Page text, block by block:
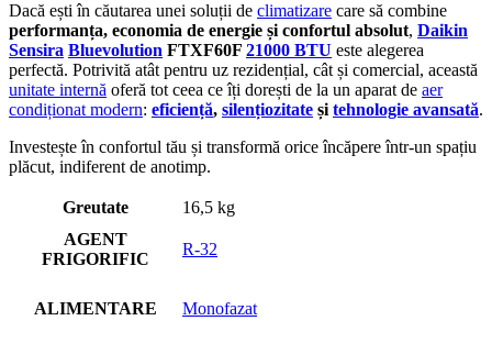
Dacă ești în căutarea unei soluții de climatizare care să combine
performanța, economia de energie și confortul absolut, Daikin
Sensira Bluevolution FTXF60F 21000 BTU este alegerea
perfectă. Potrivită atât pentru uz rezidențial, cât și comercial, această
unitate internă oferă tot ceea ce îți dorești de la un aparat de aer
condiționat modern: eficiență, silențiozitate și tehnologie avansată.
Investește în confortul tău și transformă orice încăpere într-un spațiu
plăcut, indiferent de anotimp.
Greutate
16,5 kg
AGENT
FRIGORIFIC
R-32
ALIMENTARE Monofazat